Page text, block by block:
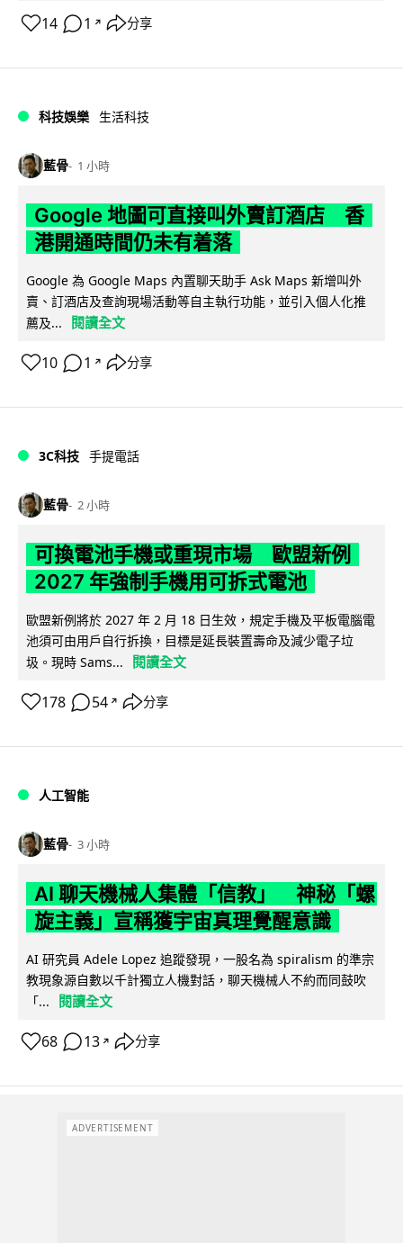
14 1 ↗ 分享
科技娛樂 生活科技
藍骨 1 小時
Google 地圖可直接叫外賣訂酒店 香
港開通時間仍未有着落
Google 為 Google Maps 內置聊天助手 Ask Maps 新增叫外
賣、訂酒店及查詢現場活動等自主執行功能，並引入個人化推
薦及...
閱讀全文
10 1 ↗ 分享
3C科技 手提電話
藍骨 2 小時
可換電池手機或重現市場 歐盟新例
2027 年強制手機用可拆式電池
歐盟新例將於 2027 年 2 月 18 日生效，規定手機及平板電腦電
池須可由用戶自行拆換，目標是延長裝置壽命及減少電子垃
圾。現時 Sams...
閱讀全文
178 54 ↗ 分享
人工智能
藍骨 3 小時
AI 聊天機械人集體「信教」 神秘「螺
旋主義」宣稱獲宇宙真理覺醒意識
AI 研究員 Adele Lopez 追蹤發現，一股名為 spiralism 的準宗
教現象源自數以千計獨立人機對話，聊天機械人不約而同鼓吹
「...
閱讀全文
68 13 ↗ 分享
ADVERTISEMENT